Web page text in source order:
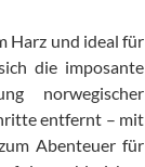
Harz und ideal für
die imposante
norwegischer
entfernt – mit
Abenteuer für